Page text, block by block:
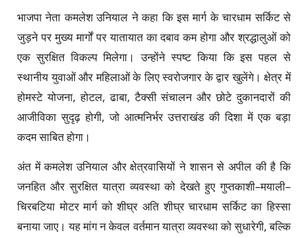
​भाजपा नेता कमलेश उनियाल ने कहा कि इस मार्ग के चारधाम सर्किट से
जुड़ने पर मुख्य मार्गों पर यातायात का दबाव कम होगा और श्रद्धालुओं को
एक सुरक्षित विकल्प मिलेगा। उन्होंने स्पष्ट किया कि इस पहल से
स्थानीय युवाओं और महिलाओं के लिए स्वरोजगार के द्वार खुलेंगे। क्षेत्र में
होमस्टे योजना, होटल, ढाबा, टैक्सी संचालन और छोटे दुकानदारों की
आजीविका सुदृढ़ होगी, जो आत्मनिर्भर उत्तराखंड की दिशा में एक बड़ा
कदम साबित होगा।
​अंत में कमलेश उनियाल और क्षेत्रवासियों ने शासन से अपील की है कि
जनहित और सुरक्षित यात्रा व्यवस्था को देखते हुए गुप्तकाशी–मयाली–
चिरबटिया मोटर मार्ग को शीघ्र अति शीघ्र चारधाम सर्किट का हिस्सा
बनाया जाए। यह मांग न केवल वर्तमान यात्रा व्यवस्था को सुधारेगी, बल्कि